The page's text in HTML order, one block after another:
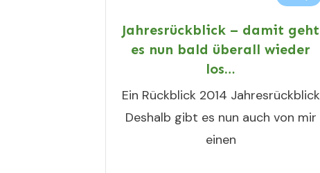
Jahresrückblick – damit geht
es nun bald überall wieder
los…
Ein Rückblick 2014 Jahresrückblick
Deshalb gibt es nun auch von mir
einen